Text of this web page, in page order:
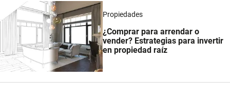
Propiedades
¿Comprar para arrendar o
vender? Estrategias para invertir
en propiedad raíz